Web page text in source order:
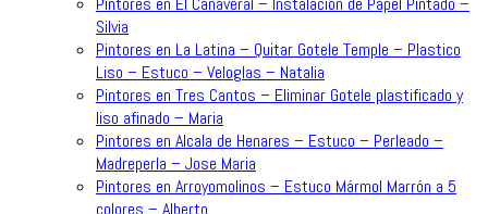
Silvia
Pintores en La Latina – Quitar Gotele Temple – Plastico
Liso – Estuco – Veloglas – Natalia
Pintores en Tres Cantos – Eliminar Gotele plastificado y
liso afinado – Maria
Pintores en Alcala de Henares – Estuco – Perleado –
Madreperla – Jose Maria
Pintores en Arroyomolinos – Estuco Mármol Marrón a 5
colores – Alberto